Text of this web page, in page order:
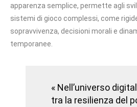
apparenza semplice, permette agli
sistemi di gioco complessi, come
sopravvivenza, decisioni morali e
temporanee.
« Nell’universo
tra la resilienza del